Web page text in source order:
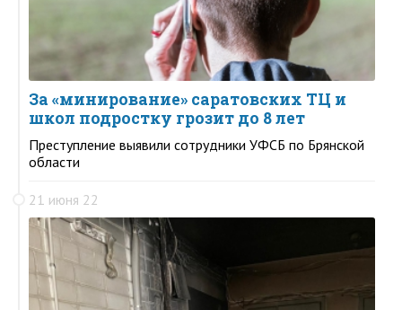
За «минирование» саратовских ТЦ и
школ подростку грозит до 8 лет
Преступление выявили сотрудники УФСБ по Брянской
области
21 июня 22